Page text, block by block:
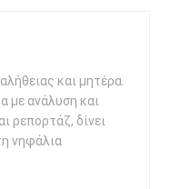
και μητέρα.
με ανάλυση και
ρεπορτάζ, δίνει
νηφάλια